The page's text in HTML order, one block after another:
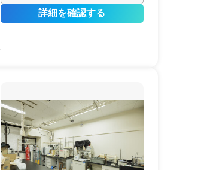
詳細を確認する